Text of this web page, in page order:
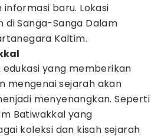
baru. Lokasi
di Sanga-Sanga Dalam
Kaltim.
edukasi yang memberikan
mengenai sejarah akan
menyenangkan. Seperti
Batiwakkal yang
koleksi dan kisah sejarah